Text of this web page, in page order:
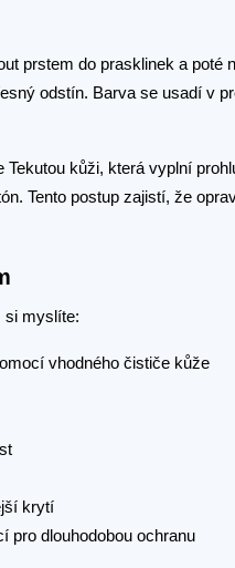
prstem do prasklinek a poté
odstín. Barva se usadí v
kůži, která vyplní
Tento postup zajistí, že
si myslíte:
vhodného čističe kůže
krytí
pro dlouhodobou ochranu